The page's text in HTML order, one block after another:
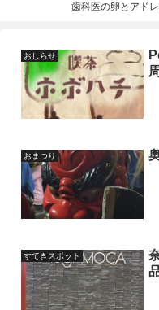
歯科医の卵とアド
おしらせ
おまつり
すてきスポット